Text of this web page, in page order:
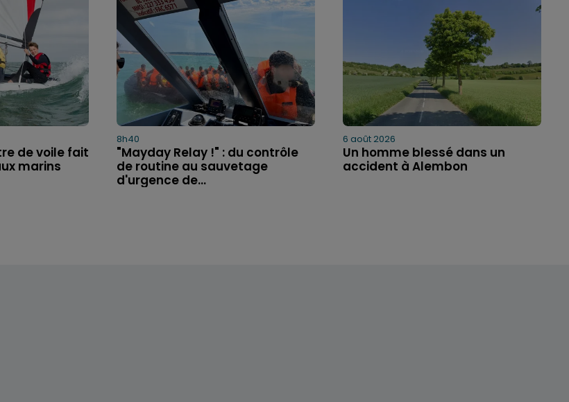
de voile fait
marins
8h40
"Mayday Relay !" : du contrôle
de routine au sauvetage
d'urgence de...
6 août 2026
Un homme blessé dans un
accident à Alembon